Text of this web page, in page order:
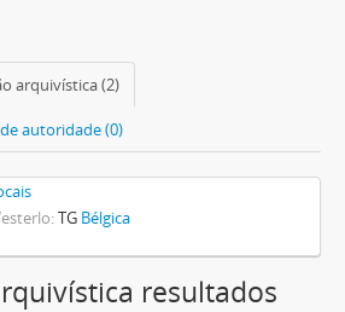
arquivística (2)
autoridade (0)
TG Bélgica
resultados